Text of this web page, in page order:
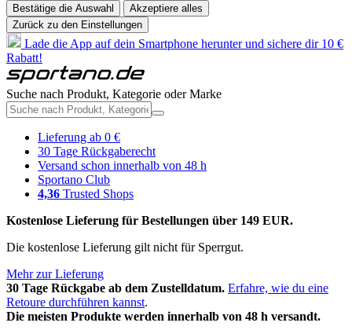
Bestätige die Auswahl
Akzeptiere alles
Zurück zu den Einstellungen
Lade die App auf dein Smartphone herunter und sichere dir 10 €
Rabatt!
Suche nach Produkt, Kategorie oder Marke
Lieferung ab 0 €
30 Tage Rückgaberecht
Versand schon innerhalb von 48 h
Sportano Club
4,36 Trusted Shops
Kostenlose Lieferung für Bestellungen über 149 EUR.
Die kostenlose Lieferung gilt nicht für Sperrgut.
Mehr zur Lieferung
30 Tage Rückgabe ab dem Zustelldatum. Erfahre, wie du eine
Retoure durchführen kannst.
Die meisten Produkte werden innerhalb von 48 h versandt.